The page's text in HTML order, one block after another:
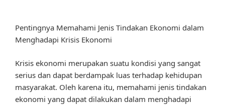
Pentingnya Memahami Jenis Tindakan Ekonomi dalam
Menghadapi Krisis Ekonomi
Krisis ekonomi merupakan suatu kondisi yang sangat
serius dan dapat berdampak luas terhadap kehidupan
masyarakat. Oleh karena itu, memahami jenis tindakan
ekonomi yang dapat dilakukan dalam menghadapi